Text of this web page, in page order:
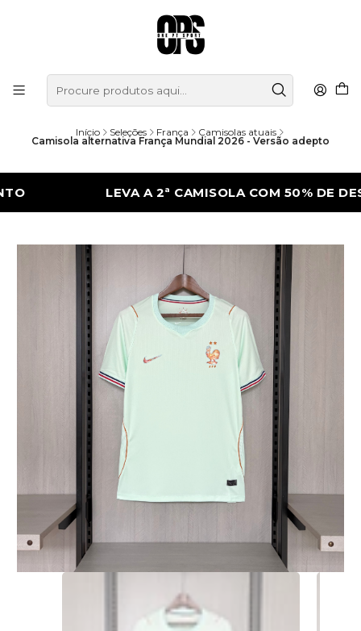
Início Seleções França Camisolas atuais
Camisola alternativa França Mundial 2026 - Versão adepto
LEVA A 2ª CAMISOLA COM 50% DE